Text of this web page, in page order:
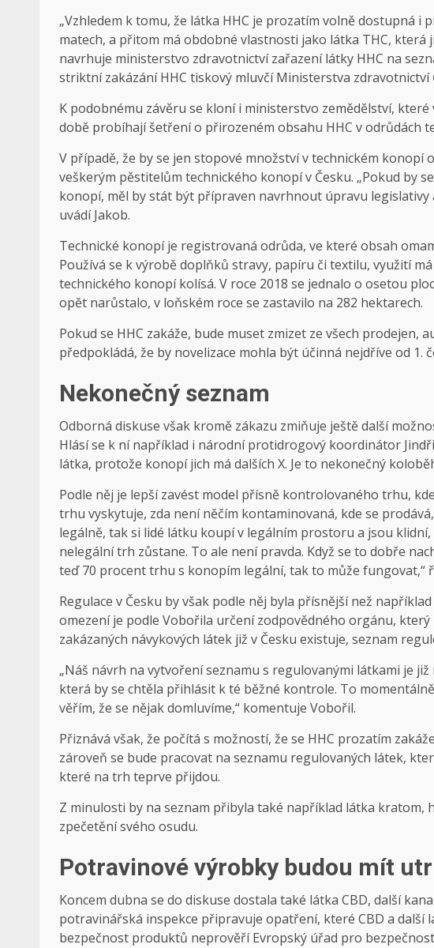
„Vzhledem k tomu, že látka HHC je prozatím volně dostupná i
matech, a přitom má obdobné vlastnosti jako látka THC, která
navrhuje ministerstvo zdravotnictví zařazení látky HHC na
striktní zakázání HHC tiskový mluvčí Ministerstva zdravotnictví
K podobnému závěru se kloní i ministerstvo zemědělství,
době probíhají šetření o přirozeném obsahu HHC v odrůdách
V případě, že by se jen stopové množství v technickém
veškerým pěstitelům technického konopí v Česku. „Pokud by
konopí, měl by stát být přípraven navrhnout úpravu
uvádí Jakob.
Technické konopí je registrovaná odrůda, ve které obsah
Používá se k výrobě doplňků stravy, papíru či textilu, využití
technického konopí kolísá. V roce 2018 se jednalo o osetou
opět narůstalo, v loňském roce se zastavilo na 282 hektarech.
Pokud se HHC zakáže, bude muset zmizet ze všech
předpokládá, že by novelizace mohla být účinná nejdříve od 1.
Nekonečný seznam
Odborná diskuse však kromě zákazu zmiňuje ještě další
Hlásí se k ní například i národní protidrogový koordinátor
látka, protože konopí jich má dalších X. Je to nekonečný
Podle něj je lepší zavést model přísně kontrolovaného trhu,
trhu vyskytuje, zda není něčím kontaminovaná, kde se
legálně, tak si lidé látku koupí v legálním prostoru a jsou
nelegální trh zůstane. To ale není pravda. Když se to dobře
teď 70 procent trhu s konopím legální, tak to může fungovat,“
Regulace v Česku by však podle něj byla přísnější než
omezení je podle Vobořila určení zodpovědného orgánu,
zakázaných návykových látek již v Česku existuje, seznam
„Náš návrh na vytvoření seznamu s regulovanými látkami je
která by se chtěla přihlásit k té běžné kontrole. To
věřím, že se nějak domluvíme,“ komentuje Vobořil.
Přiznává však, že počítá s možností, že se HHC prozatím
zároveň se bude pracovat na seznamu regulovaných látek,
které na trh teprve přijdou.
Z minulosti by na seznam přibyla také například látka kratom,
zpečetění svého osudu.
Potravinové výrobky budou mít
Koncem dubna se do diskuse dostala také látka CBD, další
potravinářská inspekce připravuje opatření, které CBD a další
bezpečnost produktů neprověří Evropský úřad pro